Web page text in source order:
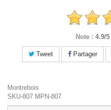
Note : 4.9/5
Tweet Partager
Montrebois
SKU-807 MPN-807